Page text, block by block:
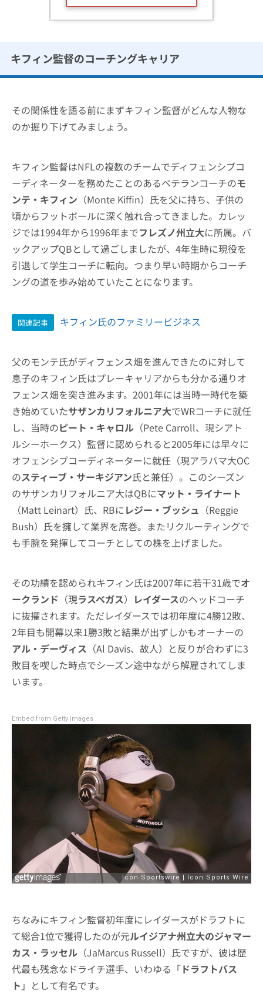
キフィン監督のコーチングキャリア
その関係性を語る前にまずキフィン監督がどんな人物な
のか掘り下げてみましょう。
キフィン監督はNFLの複数のチームでディフェンシブコ
ーディネーターを務めたことのあるベテランコーチのモ
ンテ・キフィン （Monte Kiffin）氏を父に持ち、子供の
頃からフットボールに深く触れ合ってきました。カレッ
ジでは1994年から1996年までフレズノ州立大に所属。バ
ックアップQBとして過ごしましたが、4年生時に現役を
引退して学生コーチに転向。つまり早い時期からコーチ
ングの道を歩み始めていたことになります。
関連記事 キフィン氏のファミリービジネス
父のモンテ氏がディフェンス畑を進んできたのに対して
息子のキフィン氏はプレーキャリアからも分かる通りオ
フェンス畑を突き進みます。2001年には当時一時代を築
き始めていたサザンカリフォルニア大でWRコーチに就任
し、当時のピート・キャロル （Pete Carroll、現シアト
ルシーホークス）監督に認められると2005年には早々に
オフェンシブコーディネーターに就任（現アラバマ大OC
のスティーブ・サーキジアン氏と兼任）。このシーズン
のサザンカリフォルニア大はQBにマット・ライナート
（Matt Leinart）氏、RBにレジー・ブッシュ （Reggie
Bush）氏を擁して業界を席巻。またリクルーティングで
も手腕を発揮してコーチとしての株を上げました。
その功績を認められキフィン氏は2007年に若干31歳でオ
ークランド （現ラスベガス） レイダースのヘッドコーチ
に抜擢されます。ただレイダースでは初年度に4勝12敗、
2年目も開幕以来1勝3敗と結果が出ずしかもオーナーの
アル・デーヴィス （Al Davis、故人）と反りが合わずに3
敗目を喫した時点でシーズン途中ながら解雇されてしま
います。
Embed from Getty Images
ちなみにキフィン監督初年度にレイダースがドラフトに
て総合1位で獲得したのが元ルイジアナ州立大のジャマー
カス・ラッセル （JaMarcus Russell）氏ですが、彼は歴
代最も残念なドライチ選手、いわゆる「ドラフトバス
ト 」として有名です。